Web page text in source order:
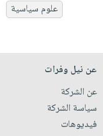
علوم سياسية
عن نيل وفرات
عن الشركة
سياسة الشركة
فيديوهات